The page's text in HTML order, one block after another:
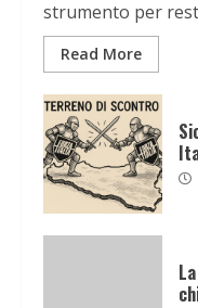
strumento per
Read More